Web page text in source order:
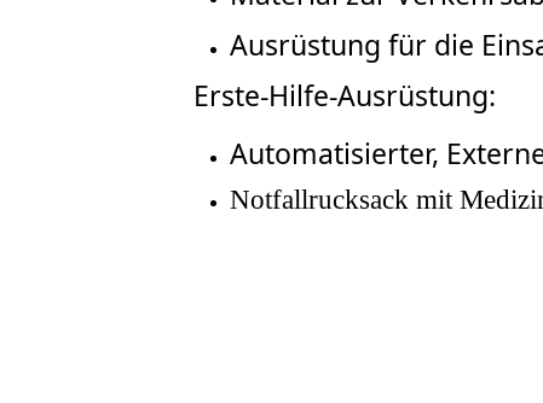
Ausrüstung für die
Erste-Hilfe-Ausrüstung:
Automatisierter,
Notfallrucksack mit